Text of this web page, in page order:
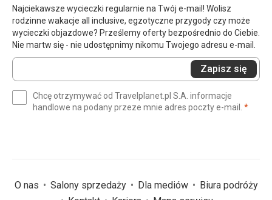
Najciekawsze wycieczki regularnie na Twój e-mail! Wolisz
rodzinne wakacje all inclusive, egzotyczne przygody czy może
wycieczki objazdowe? Prześlemy oferty bezpośrednio do Ciebie.
Nie martw się - nie udostępnimy nikomu Twojego adresu e-mail.
Wprowadź
swój
(wymagane)
Zapisz się
Chcę otrzymywać od Travelplanet.pl S.A. informacje
handlowe na podany przeze mnie adres poczty e-mail. *
O nas Salony sprzedaży Dla mediów
Biura podróży